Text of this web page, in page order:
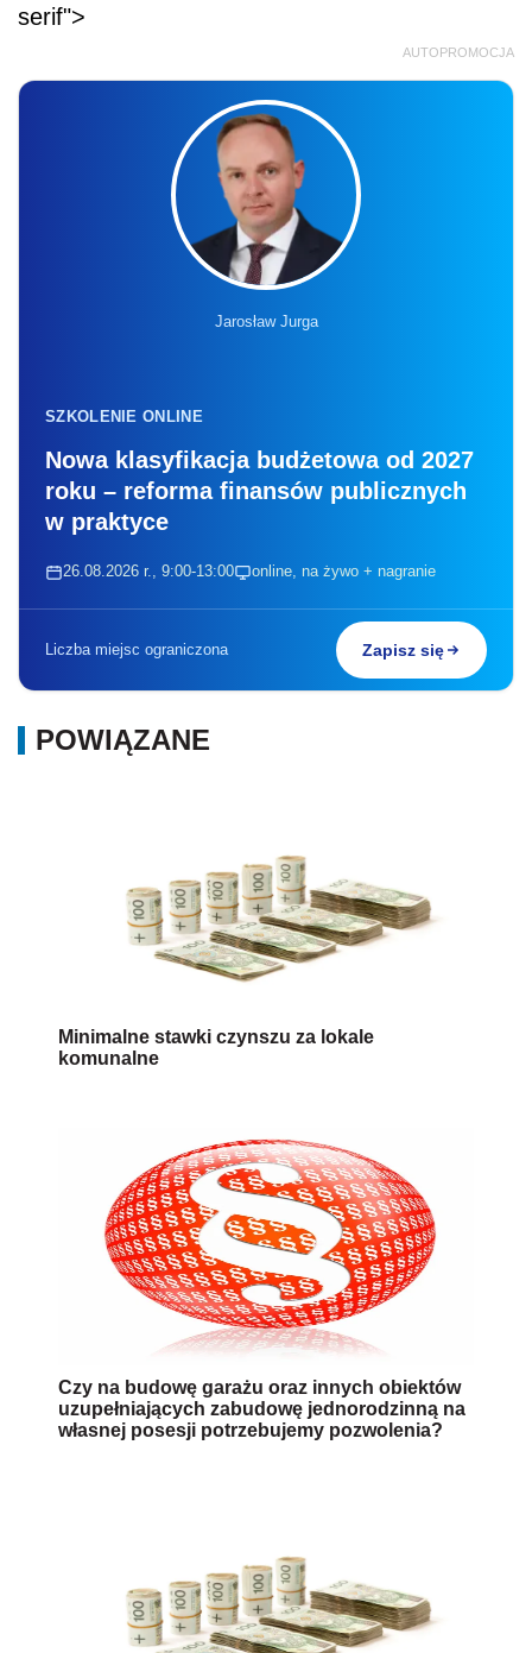
serif">
AUTOPROMOCJA
Jarosław Jurga
SZKOLENIE ONLINE
Nowa klasyfikacja budżetowa od 2027
roku – reforma finansów publicznych
w praktyce
26.08.2026 r., 9:00-13:00 online, na żywo + nagranie
Liczba miejsc ograniczona Zapisz się
POWIĄZANE
Minimalne stawki czynszu za lokale
komunalne
Czy na budowę garażu oraz innych obiektów
uzupełniających zabudowę jednorodzinną na
własnej posesji potrzebujemy pozwolenia?